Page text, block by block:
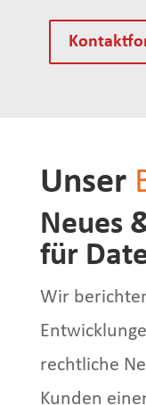
Unser
Neues
für
Wir
rechtliche
Kunden